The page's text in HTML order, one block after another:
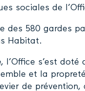
sociales de
des 580 gardes
Habitat.
s’est doté
et la
de